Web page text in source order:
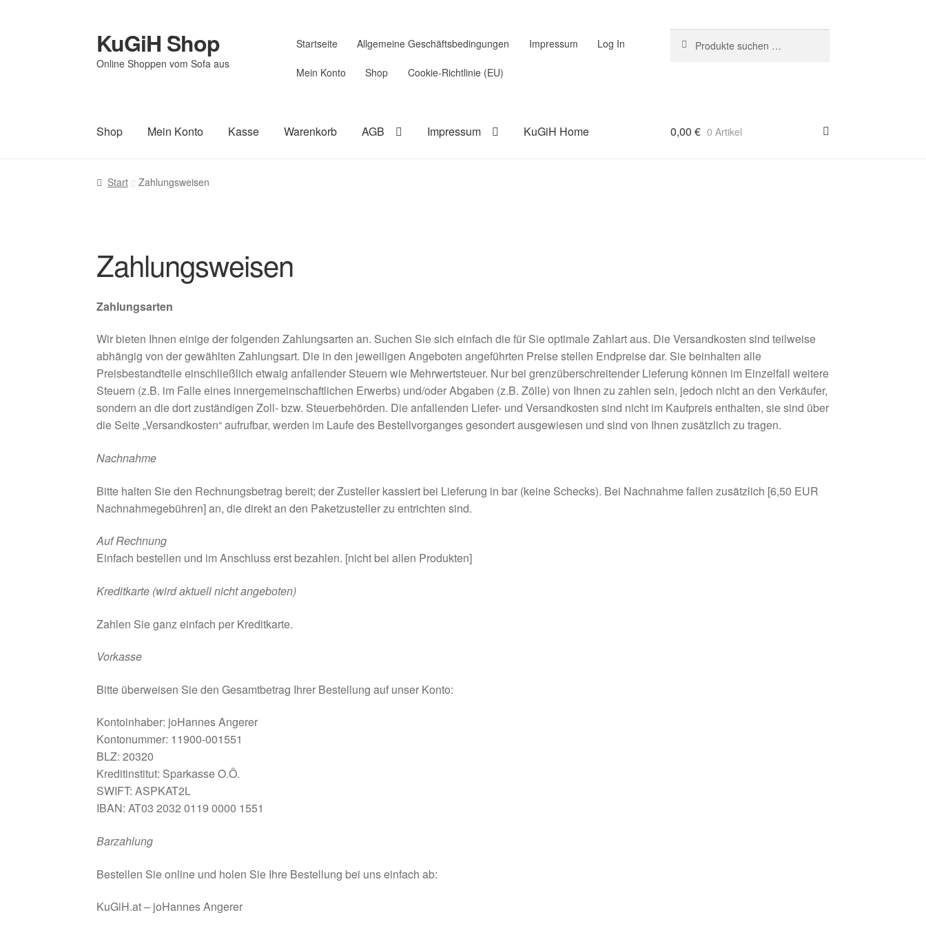
Zur
Navigation
springen
Zum
Inhalt
springen
KuGiH Shop
Online Shoppen vom Sofa aus
Startseite Allgemeine Geschäftsbedingungen Impressum Log In
Mein Konto Shop Cookie-Richtlinie (EU)
nach:
Shop Mein Konto Kasse Warenkorb AGB Impressum KuGiH Home
Start Allgemeine Geschäftsbedingungen
Widerruf für digitale Inhalte
0,00 € 0 Artikel
Start Zahlungsweisen
Zahlungsweisen
Zahlungsarten
Wir bieten Ihnen einige der folgenden Zahlungsarten an. Suchen Sie sich einfach die für Sie optimale Zahlart aus. Die Versandkosten sind teilweise
abhängig von der gewählten Zahlungsart. Die in den jeweiligen Angeboten angeführten Preise stellen Endpreise dar. Sie beinhalten alle
Preisbestandteile einschließlich etwaig anfallender Steuern wie Mehrwertsteuer. Nur bei grenzüberschreitender Lieferung können im Einzelfall weitere
Steuern (z.B. im Falle eines innergemeinschaftlichen Erwerbs) und/oder Abgaben (z.B. Zölle) von Ihnen zu zahlen sein, jedoch nicht an den Verkäufer,
sondern an die dort zuständigen Zoll- bzw. Steuerbehörden. Die anfallenden Liefer- und Versandkosten sind nicht im Kaufpreis enthalten, sie sind über
die Seite „Versandkosten“ aufrufbar, werden im Laufe des Bestellvorganges gesondert ausgewiesen und sind von Ihnen zusätzlich zu tragen.
Nachnahme
Bitte halten Sie den Rechnungsbetrag bereit; der Zusteller kassiert bei Lieferung in bar (keine Schecks). Bei Nachnahme fallen zusätzlich [6,50 EUR
Nachnahmegebühren] an, die direkt an den Paketzusteller zu entrichten sind.
Auf Rechnung
Einfach bestellen und im Anschluss erst bezahlen. [nicht bei allen Produkten]
Kreditkarte (wird aktuell nicht angeboten)
Zahlen Sie ganz einfach per Kreditkarte.
Vorkasse
Bitte überweisen Sie den Gesamtbetrag Ihrer Bestellung auf unser Konto:
Kontoinhaber: joHannes Angerer
Kontonummer: 11900-001551
BLZ: 20320
Kreditinstitut: Sparkasse O.Ö.
SWIFT: ASPKAT2L
IBAN: AT03 2032 0119 0000 1551
Barzahlung
Bestellen Sie online und holen Sie Ihre Bestellung bei uns einfach ab:
KuGiH.at – joHannes Angerer